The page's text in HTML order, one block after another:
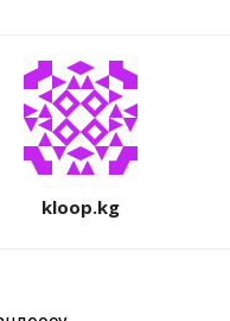
kloop.kg